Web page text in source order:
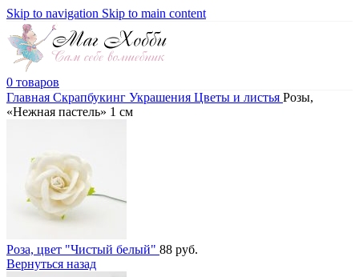
Skip to navigation Skip to main content
0 товаров
Главная Скрапбукинг Украшения Цветы и листья Розы,
«Нежная пастель» 1 см
Роза, цвет "Чистый белый" 88 руб.
Вернуться назад